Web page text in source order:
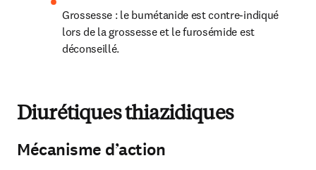
Grossesse : le bumétanide est contre-indiqué
lors de la grossesse et le furosémide est
déconseillé.
Diurétiques thiazidiques
Mécanisme d’action